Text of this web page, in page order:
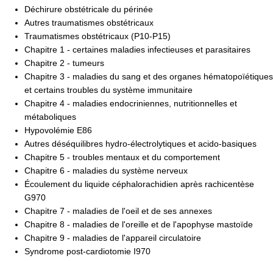
Déchirure obstétricale du périnée
Autres traumatismes obstétricaux
Traumatismes obstétricaux (P10-P15)
Chapitre 1 - certaines maladies infectieuses et parasitaires
Chapitre 2 - tumeurs
Chapitre 3 - maladies du sang et des organes hématopoïétiques
et certains troubles du système immunitaire
Chapitre 4 - maladies endocriniennes, nutritionnelles et
métaboliques
Hypovolémie E86
Autres déséquilibres hydro-électrolytiques et acido-basiques
Chapitre 5 - troubles mentaux et du comportement
Chapitre 6 - maladies du système nerveux
Écoulement du liquide céphalorachidien après rachicentèse
G970
Chapitre 7 - maladies de l'oeil et de ses annexes
Chapitre 8 - maladies de l'oreille et de l'apophyse mastoïde
Chapitre 9 - maladies de l'appareil circulatoire
Syndrome post-cardiotomie I970